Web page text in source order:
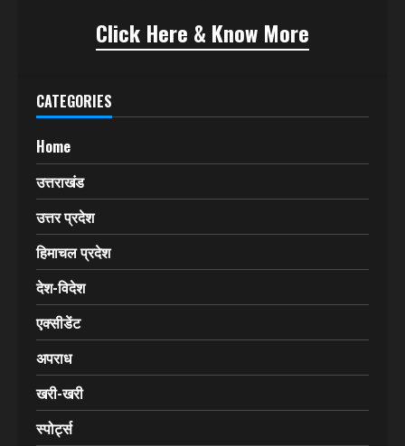
Click Here & Know More
CATEGORIES
Home
उत्तराखंड
उत्तर प्रदेश
हिमाचल प्रदेश
देश-विदेश
एक्सीडेंट
अपराध
खरी-खरी
स्पोर्ट्स